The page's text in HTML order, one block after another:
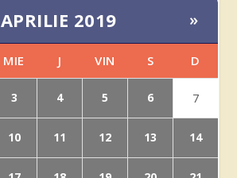
APRILIE 2019 »
MIE J VIN S D
3 4 5 6 7
10 11 12 13 14